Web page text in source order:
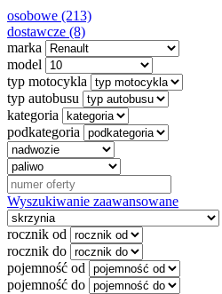
osobowe (213)
dostawcze (8)
marka
model
typ motocykla
typ autobusu
kategoria
podkategoria
Wyszukiwanie zaawansowane
rocznik od
rocznik do
pojemność od
pojemność do